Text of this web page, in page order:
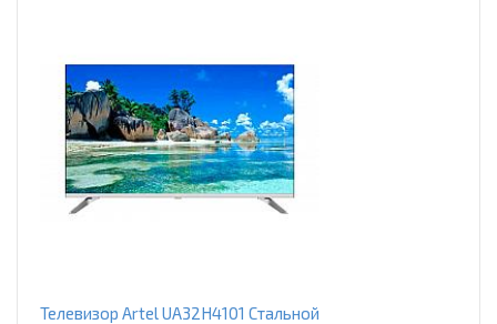
Телевизор Artel UA32H4101 Стальной